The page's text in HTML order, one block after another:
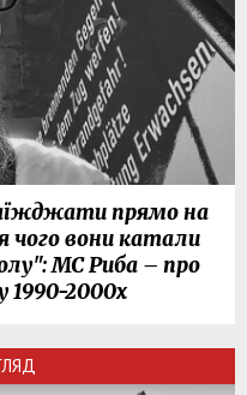
прямо на
чого вони катали
МС Риба – про
1990-2000х